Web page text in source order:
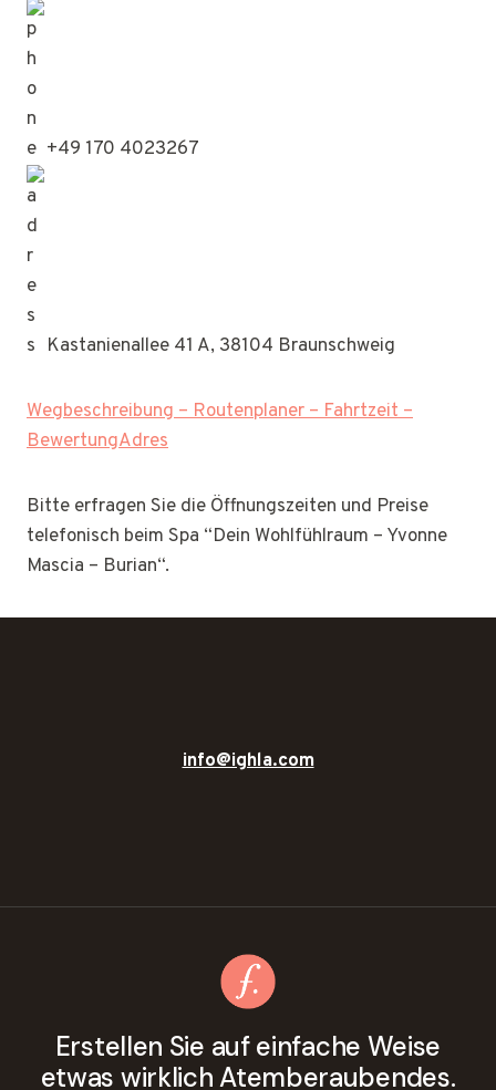
+49 170 4023267
Kastanienallee 41 A, 38104 Braunschweig
Wegbeschreibung – Routenplaner – Fahrtzeit –
BewertungAdres
Bitte erfragen Sie die Öffnungszeiten und Preise
telefonisch beim Spa “Dein Wohlfühlraum – Yvonne
Mascia – Burian“.
info@ighla.com
Erstellen Sie auf einfache Weise
etwas wirklich Atemberaubendes.